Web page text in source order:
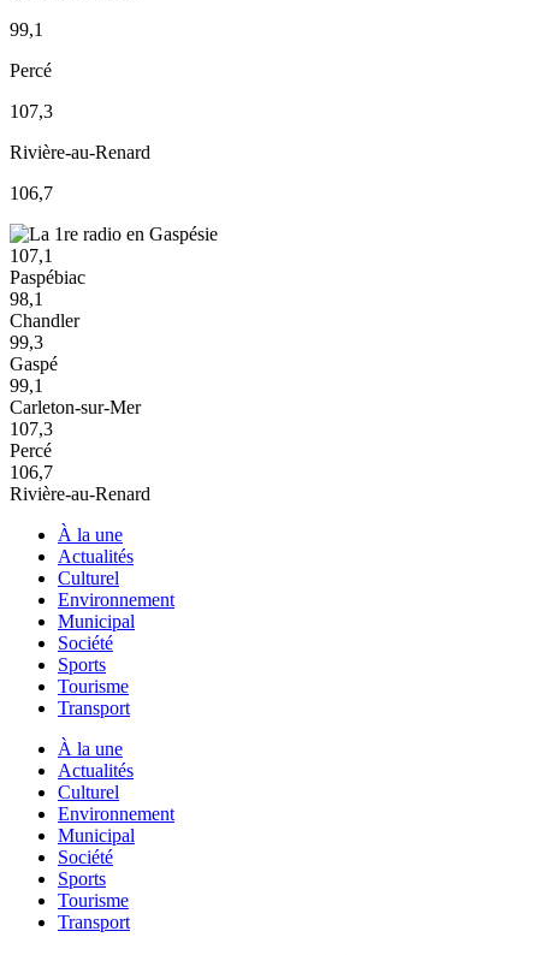
99,1
Percé
107,3
Rivière-au-Renard
106,7
107,1
Paspébiac
98,1
Chandler
99,3
Gaspé
99,1
Carleton-sur-Mer
107,3
Percé
106,7
Rivière-au-Renard
À la une
Actualités
Culturel
Environnement
Municipal
Société
Sports
Tourisme
Transport
À la une
Actualités
Culturel
Environnement
Municipal
Société
Sports
Tourisme
Transport